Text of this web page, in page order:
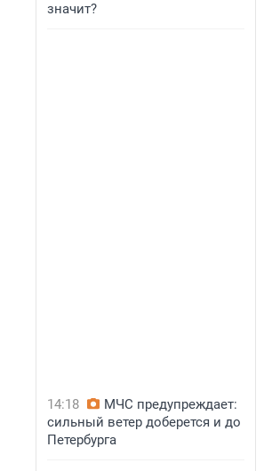
значит?
14:18
МЧС предупреждает:
сильный ветер доберется и до
Петербурга